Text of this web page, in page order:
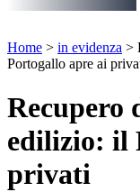
I più cercati
Lorem ipsum
Lorem ipsum
Home > in evidenza >
Portogallo apre ai
Recupero
edilizio: il
privati